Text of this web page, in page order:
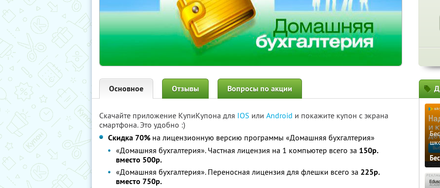
Основное Отзывы Вопросы по акции
Скачайте приложение КупиКупона для IOS или Android и покажите купон с экрана
смартфона. Это удобно :)
Скидка 70% на лицензионную версию программы «Домашняя бухгалтерия»
«Домашняя бухгалтерия». Частная лицензия на 1 компьютер всего за 150р.
вместо 500р.
«Домашняя бухгалтерия». Переносная лицензия для флешки всего за 225р.
вместо 750р.